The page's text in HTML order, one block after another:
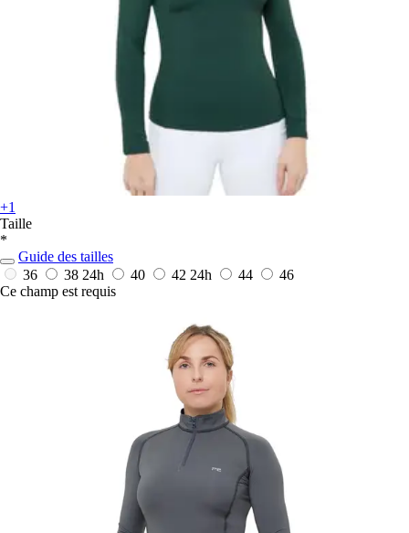
+1
Taille
*
Guide des tailles
36
38 24h 40 42 24h 44
46
Ce champ est requis